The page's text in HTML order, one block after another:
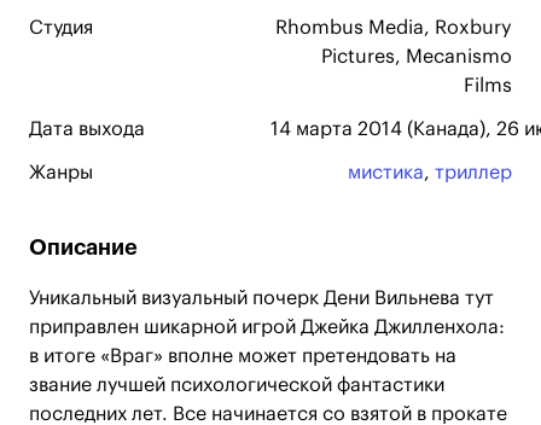
Студия
Rhombus Media, Roxbury
Pictures, Mecanismo
Films
Дата выхода 14 марта 2014 (Канада), 26
Жанры мистика, триллер
Описание
Уникальный визуальный почерк Дени Вильнева тут
приправлен шикарной игрой Джейка Джилленхола:
в итоге «Враг» вполне может претендовать на
звание лучшей психологической фантастики
последних лет. Все начинается со взятой в прокате